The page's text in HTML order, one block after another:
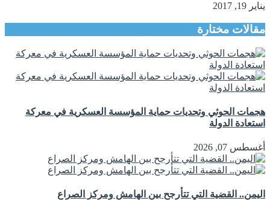
يناير 19, 2017
مقالات مختارة
هجمات الحوثي وتحديات حماية المؤسسة العسكرية في معركة
استعادة الدولة
أغسطس 07, 2026
اليمن.. القضية التي تتأرجح بين الهامش ومركز الصراع